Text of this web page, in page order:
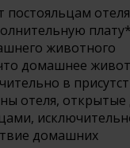
постояльцам
животного
домашнее
в
отеля, открытые
домашних